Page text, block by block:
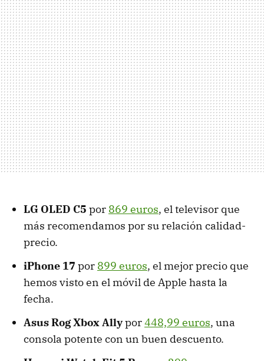
LG OLED C5 por 869 euros, el televisor que
más recomendamos por su relación calidad-
precio.
iPhone 17 por 899 euros, el mejor precio que
hemos visto en el móvil de Apple hasta la
fecha.
Asus Rog Xbox Allypor448,99 euros, una
consola potente con un buen descuento.